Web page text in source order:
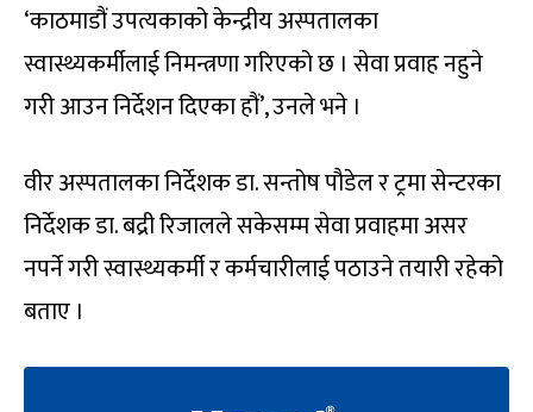
‘काठमाडौं उपत्यकाको केन्द्रीय अस्पतालका
स्वास्थ्यकर्मीलाई निमन्त्रणा गरिएको छ । सेवा प्रवाह नहुने
गरी आउन निर्देशन दिएका हौं’, उनले भने ।
वीर अस्पतालका निर्देशक डा. सन्तोष पौडेल र ट्रमा सेन्टरका
निर्देशक डा. बद्री रिजालले सकेसम्म सेवा प्रवाहमा असर
नपर्ने गरी स्वास्थ्यकर्मी र कर्मचारीलाई पठाउने तयारी रहेको
बताए ।